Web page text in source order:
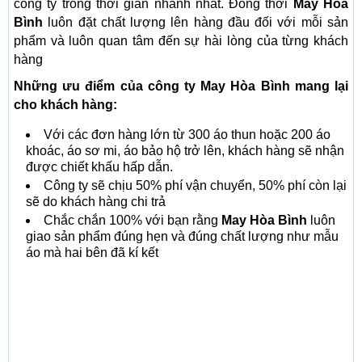
công ty trong thời gian nhanh nhất. Đồng thời
May Hòa
Bình luôn đặt chất lượng lên hàng đầu đối với mỗi sản
phẩm và luôn quan tâm đến sự hài lòng của từng khách
hàng
Những ưu điểm của công ty May Hòa Bình mang lại
cho khách hàng:
Với các đơn hàng lớn từ 300 áo thun hoặc 200 áo
khoác, áo sơ mi, áo bảo hộ trở lên, khách hàng sẽ nhận
được chiết khấu hấp dẫn.
Công ty sẽ chịu 50% phí vận chuyển, 50% phí còn lại
sẽ do khách hàng chi trả
Chắc chắn 100% với bạn rằng May Hòa Bình luôn
giao sản phẩm đúng hẹn và đúng chất lượng như mẫu
áo mà hai bên đã kí kết